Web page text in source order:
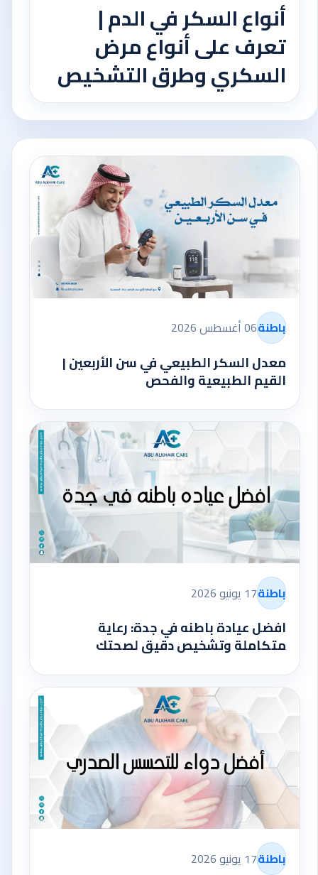
أنواع السكر في الدم |
تعرف على أنواع مرض
السكري وطرق التشخيص
باطنة06 أغسطس 2026
معدل السكر الطبيعي في سن الأربعين |
القيم الطبيعية والفحص
باطنة17 يونيو 2026
افضل عيادة باطنه في جدة: رعاية
متكاملة وتشخيص دقيق لصحتك
باطنة17 يونيو 2026